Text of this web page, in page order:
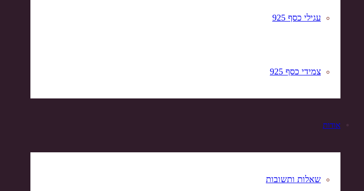
עגילי כסף 925
צמידי כסף 925
אודות
שאלות ותשובות